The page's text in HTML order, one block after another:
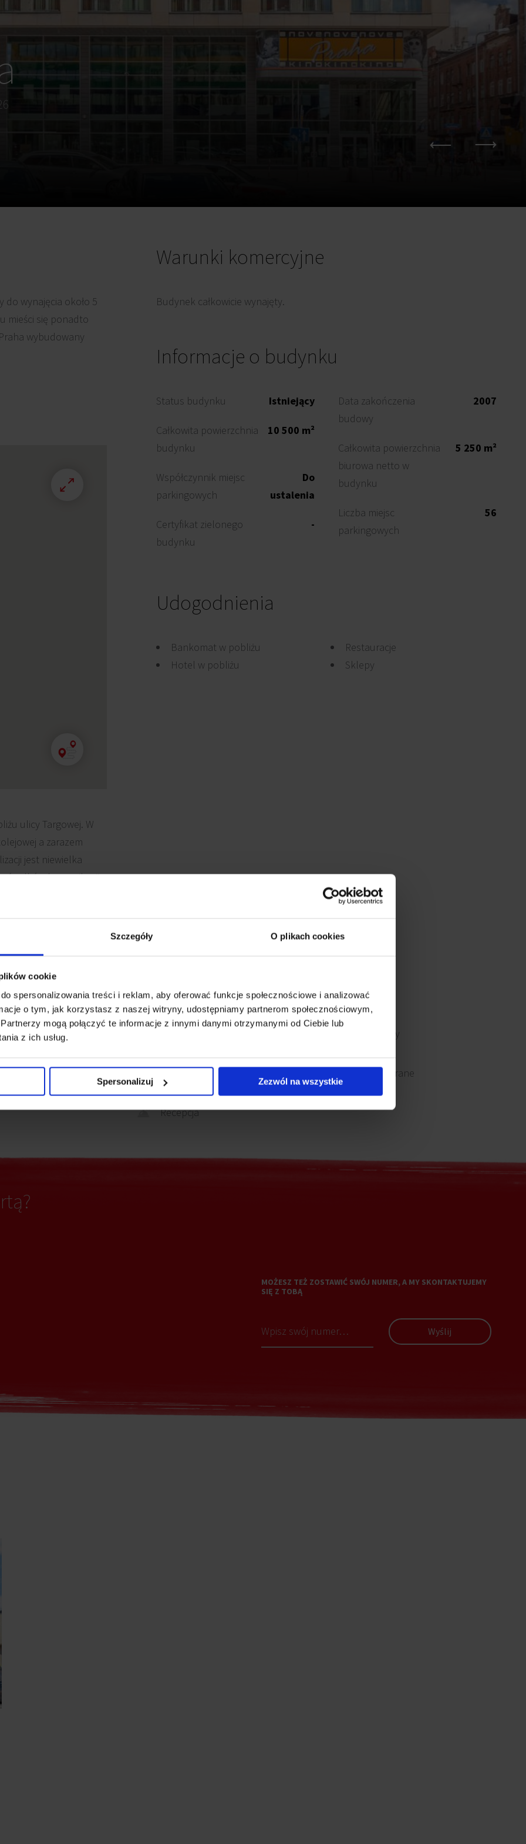
Szczegóły O plikach cookies
cookie
spersonalizowania treści i reklam, aby oferować funkcje społecznościowe i analizować
o tym, jak korzystasz z naszej witryny, udostępniamy partnerom społecznościowym,
mogą połączyć te informacje z innymi danymi otrzymanymi od Ciebie lub
z ich usług.
Spersonalizuj Zezwól na wszystkie
wynajęcia około 5
mieści się ponadto
wybudowany
ulicy Targowej. W
a zarazem
jest niewielka
środków komunikacji
Warunki komercyjne
Budynek całkowicie wynajęty.
Informacje o budynku
Status budynku Istniejący
Całkowita powierzchnia
budynku
10 500 m²
Współczynnik miejsc
parkingowych
Do
ustalenia
Certyfikat zielonego
budynku
-
Data zakończenia
budowy
2007
Całkowita powierzchnia
biurowa netto w
budynku
5 250 m²
Liczba miejsc
parkingowych
56
Udogodnienia
Bankomat w pobliżu
Hotel w pobliżu
Restauracje
Sklepy
telefoniczne
komputerowe
elektryczne
Czujniki dymu
Ścianki działowe
Recepcja
Ochrona
Światłowody
Okna otwierane
MOŻESZ TEŻ ZOSTAWIĆ SWÓJ NUMER, A MY SKONTAKTUJEMY
SIĘ Z TOBĄ
Wyślij